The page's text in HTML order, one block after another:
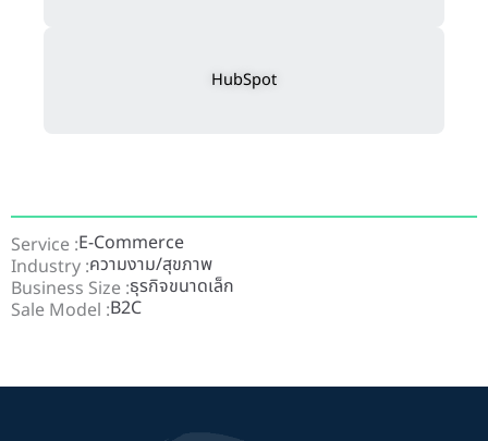
HubSpot
Service :E-Commerce
Industry :ความงาม/สุขภาพ
Business Size :ธุรกิจขนาดเล็ก
Sale Model :B2C